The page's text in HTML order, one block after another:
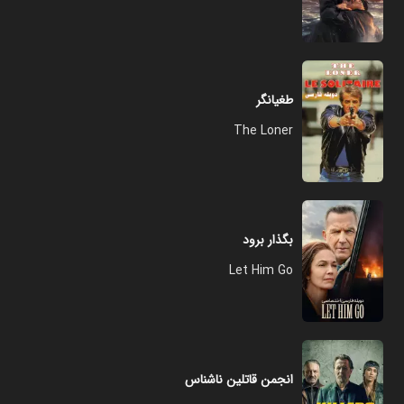
طغیانگر
The Loner
بگذار برود
Let Him Go
انجمن قاتلین ناشناس